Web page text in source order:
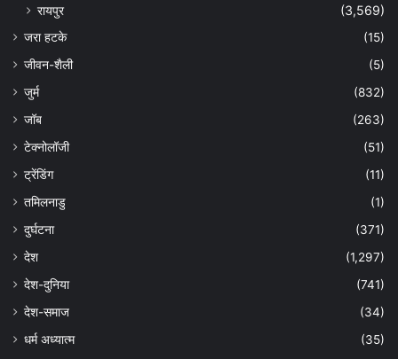
रायपुर
(3,569)
जरा हटके
(15)
जीवन-शैली
(5)
जुर्म
(832)
जॉब
(263)
टेक्नोलॉजी
(51)
ट्रेंडिंग
(11)
तमिलनाडु
(1)
दुर्घटना
(371)
देश
(1,297)
देश-दुनिया
(741)
देश-समाज
(34)
धर्म अध्यात्म
(35)